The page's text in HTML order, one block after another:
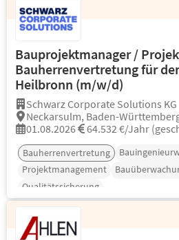
Bauprojektmanager /
Bauherrenvertretung für
Heilbronn (m/w/d)
Schwarz Corporate Solutions KG
Neckarsulm, Baden-
01.08.2026
64.532 €/Jahr
Bauherrenvertretung
Projektmanagement
Qualitätssicherung